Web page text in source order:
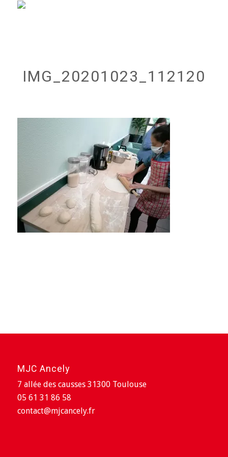
IMG_20201023_112120
MJC Ancely
7 allée des causses 31300 Toulouse
05 61 31 86 58
contact@mjcancely.fr